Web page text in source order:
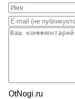
OtNogi.ru